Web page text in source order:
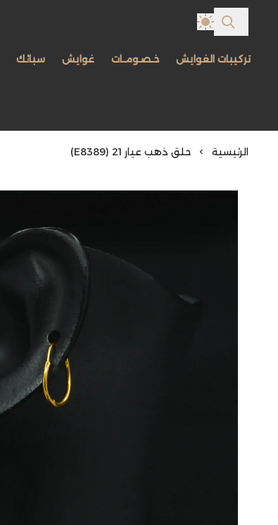
تركيبات الغوايش خـصـومـات غوايش سبائك
الرئيسية حلق ذهب عيار 21 (E8389)